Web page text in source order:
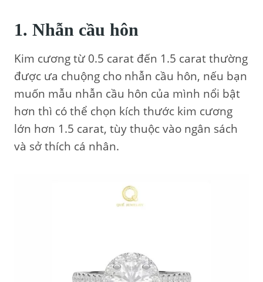
1. Nhẫn cầu hôn
Kim cương từ 0.5 carat đến 1.5 carat thường
được ưa chuộng cho nhẫn cầu hôn, nếu bạn
muốn mẫu nhẫn cầu hôn của mình nổi bật
hơn thì có thể chọn kích thước kim cương
lớn hơn 1.5 carat, tùy thuộc vào ngân sách
và sở thích cá nhân.